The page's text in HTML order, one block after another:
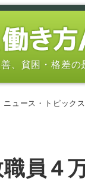
、貧困・格差の
ニュース・トピックス
員４